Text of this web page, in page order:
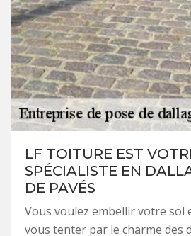
LF TOITURE EST
SPÉCIALISTE EN
DE PAVÉS
Vous voulez embellir votre sol
vous tenter par le charme des